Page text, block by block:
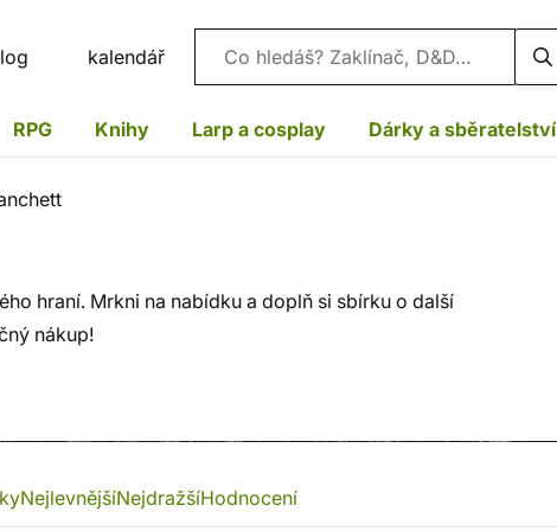
kalendář Vyhledávání
RPG Knihy Larp a cosplay Dárky a sběratelství
hraní. Mrkni na nabídku a doplň si sbírku o další
nákup!
NejlevnějšíNejdražšíHodnocení